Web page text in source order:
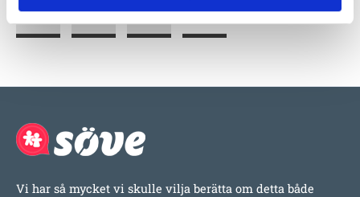
Vi har så mycket vi skulle vilja berätta om detta både